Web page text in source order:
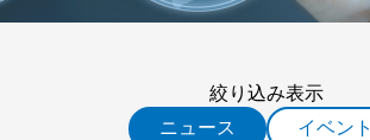
絞り込み表示
ニュース
イベント